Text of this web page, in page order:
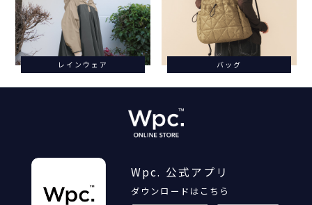
レインウェア バッグ
Wpc. 公式アプリ
ダウンロードはこちら